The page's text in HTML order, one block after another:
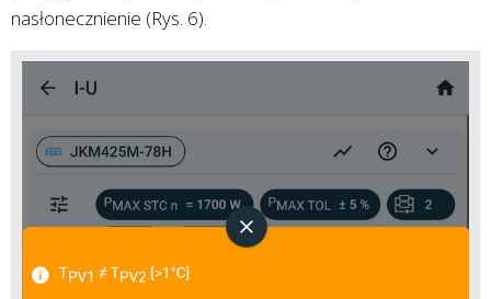
nasłonecznienie (Rys. 6).